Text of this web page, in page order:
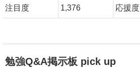
注目度 1,376 応援度
勉強Q&A掲示板 pick up